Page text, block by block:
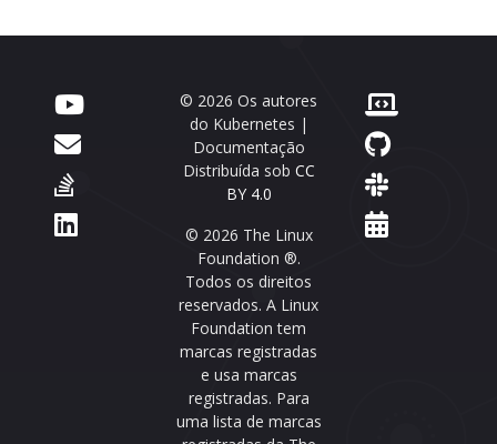
© 2026 Os autores
do Kubernetes |
Documentação
Distribuída sob CC
BY 4.0
© 2026 The Linux
Foundation ®.
Todos os direitos
reservados. A Linux
Foundation tem
marcas registradas
e usa marcas
registradas. Para
uma lista de marcas